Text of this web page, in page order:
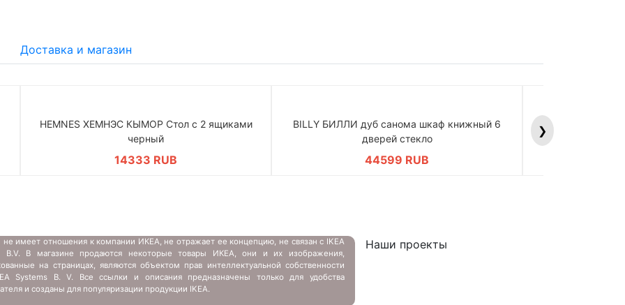
Доставка и магазин
HEMNES ХЕМНЭС КЫМОР Стол c 2 ящиками
черный
14333 RUB
BILLY БИЛЛИ дуб санома шкаф книжный 6
дверей стекло
44599 RUB
BILLY БИЛЛИ
❯
не имеет отношения к компании ИКЕА, не отражает ее концепцию, не связан с IKEA
B.V. В магазине продаются некоторые товары ИКЕА, они и их изображения,
на страницах, являются объектом прав интеллектуальной собственности
Systems B. V. Все ссылки и описания предназначены только для удобства
и созданы для популяризации продукции IKEA.
Наши проекты